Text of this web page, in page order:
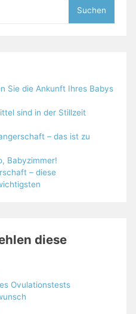
Sie die Ankunft Ihres Babys
sind in der Stillzeit
– das ist zu
Babyzimmer!
– diese
diese
Ovulationstests